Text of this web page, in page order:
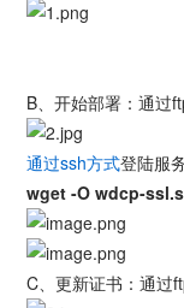
B、开始部署：通过
通过ssh方式登陆服
wget -O wdcp-
C、更新证书：通过